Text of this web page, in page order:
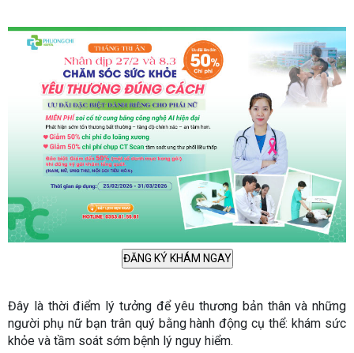
Đây là thời điểm lý tưởng để yêu thương bản thân và những
người phụ nữ bạn trân quý bằng hành động cụ thể: khám sức
khỏe và tầm soát sớm bệnh lý nguy hiểm.